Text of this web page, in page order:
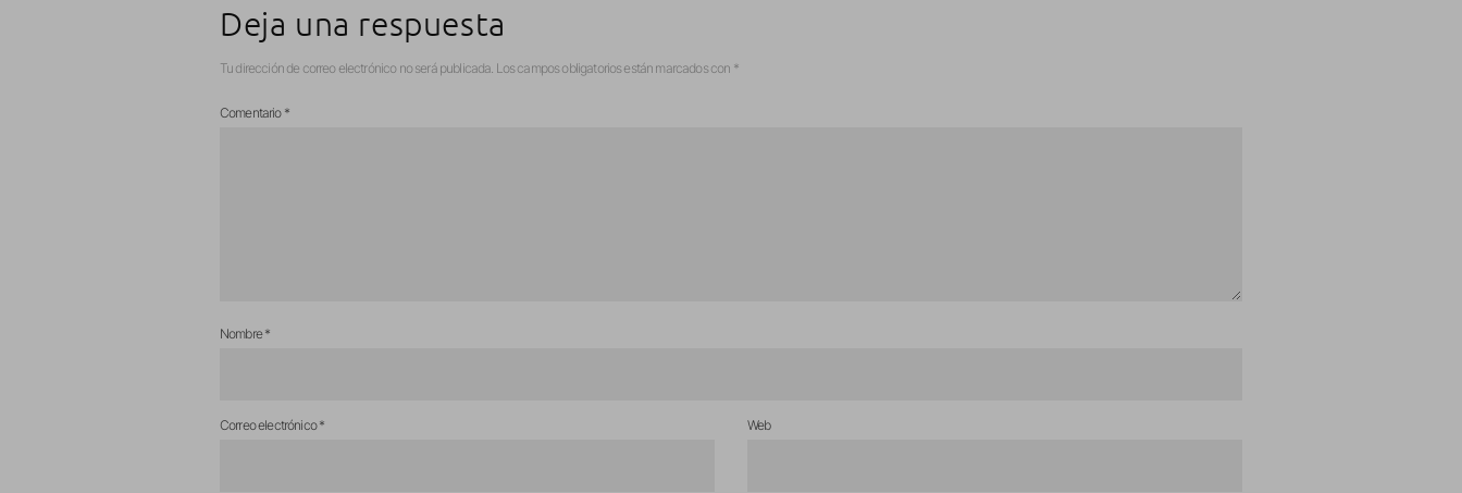
Deja una respuesta
Tu dirección de correo electrónico no será publicada. Los campos obligatorios están marcados con *
Comentario *
Nombre*
Correo electrónico* Web